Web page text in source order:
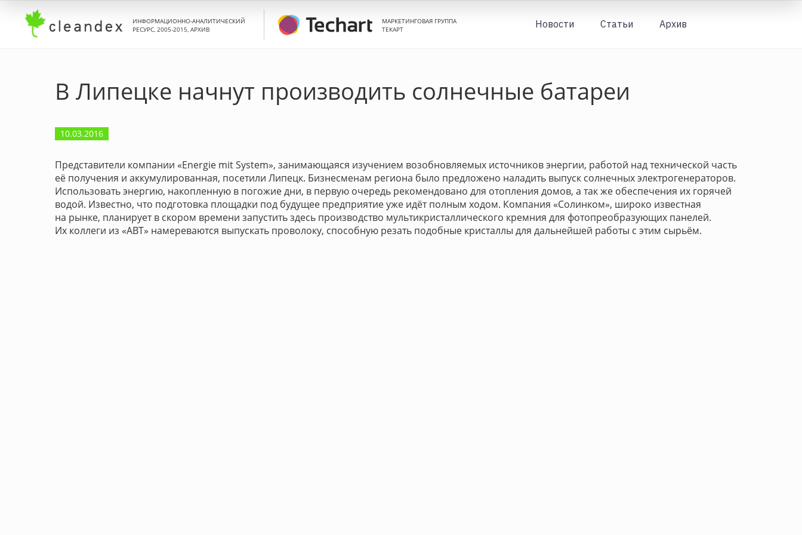
ИНФОРМАЦИОННО-АНАЛИТИЧЕСКИЙ
РЕСУРС, 2005-2015, АРХИВ
МАРКЕТИНГОВАЯ ГРУППА
ТЕКАРТ
Новости Статьи Архив
В Липецке начнут производить солнечные батареи
10.03.2016
Представители компании «Energie mit System», занимающаяся изучением возобновляемых источников энергии, работой над технической часть
её получения и аккумулированная, посетили Липецк. Бизнесменам региона было предложено наладить выпуск солнечных электрогенераторов.
Использовать энергию, накопленную в погожие дни, в первую очередь рекомендовано для отопления домов, а так же обеспечения их горячей
водой. Известно, что подготовка площадки под будущее предприятие уже идёт полным ходом. Компания «Солинком», широко известная
на рынке, планирует в скором времени запустить здесь производство мультикристаллического кремния для фотопреобразующих панелей.
Их коллеги из «АВТ» намереваются выпускать проволоку, способную резать подобные кристаллы для дальнейшей работы с этим сырьём.